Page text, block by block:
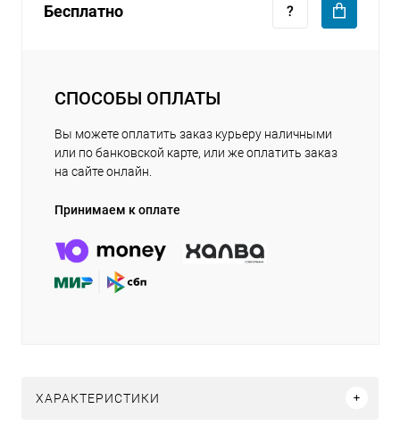
Бесплатно
СПОСОБЫ ОПЛАТЫ
Вы можете оплатить заказ курьеру наличными
или по банковской карте, или же оплатить заказ
на сайте онлайн.
Принимаем к оплате
ХАРАКТЕРИСТИКИ